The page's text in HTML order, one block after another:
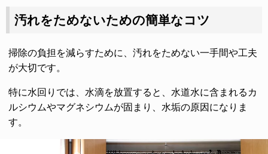
汚れをためないための簡単なコツ
掃除の負担を減らすために、汚れをためない一手間や工夫
が大切です。
特に水回りでは、水滴を放置すると、水道水に含まれるカ
ルシウムやマグネシウムが固まり、水垢の原因になりま
す。